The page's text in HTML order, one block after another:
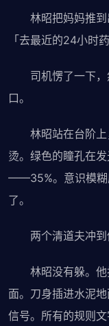
林昭把妈妈推到
「去最近的24小时
司机愣了一下，
口。
林昭站在台阶上
烫。绿色的瞳孔在
——35%。意识模糊
了。
两个清道夫冲到
林昭没有躲。他
面。刀身插进水泥
信号。所有的规则